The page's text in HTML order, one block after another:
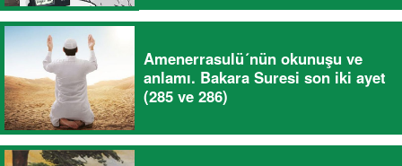
Amenerrasulü´nün okunuşu ve
anlamı. Bakara Suresi son iki ayet
(285 ve 286)